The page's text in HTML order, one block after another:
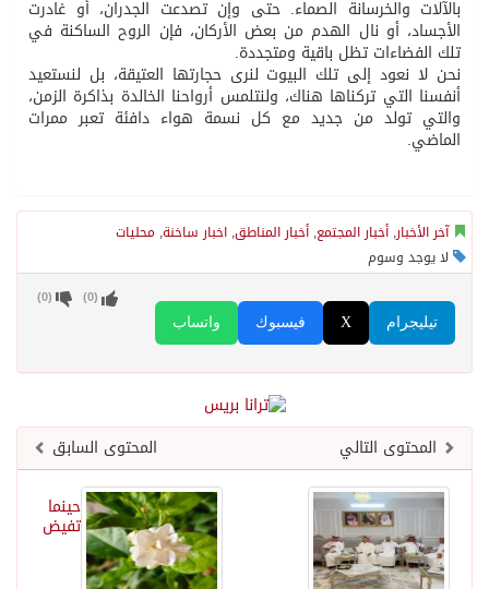
بالآلات والخرسانة الصماء. حتى وإن تصدعت الجدران، أو غادرت
الأجساد، أو نال الهدم من بعض الأركان، فإن الروح الساكنة في
تلك الفضاءات تظل باقية ومتجددة.
نحن لا نعود إلى تلك البيوت لنرى حجارتها العتيقة، بل لنستعيد
أنفسنا التي تركناها هناك، ولنتلمس أرواحنا الخالدة بذاكرة الزمن،
والتي تولد من جديد مع كل نسمة هواء دافئة تعبر ممرات
الماضي.
آخر الأخبار, أخبار المجتمع, أخبار المناطق, اخبار ساخنة, محليات
لا يوجد وسوم
واتساب فيسبوك X تيليجرام
(
0
) (
0
)
المحتوى السابق
المحتوى التالي
حينما
تفيض